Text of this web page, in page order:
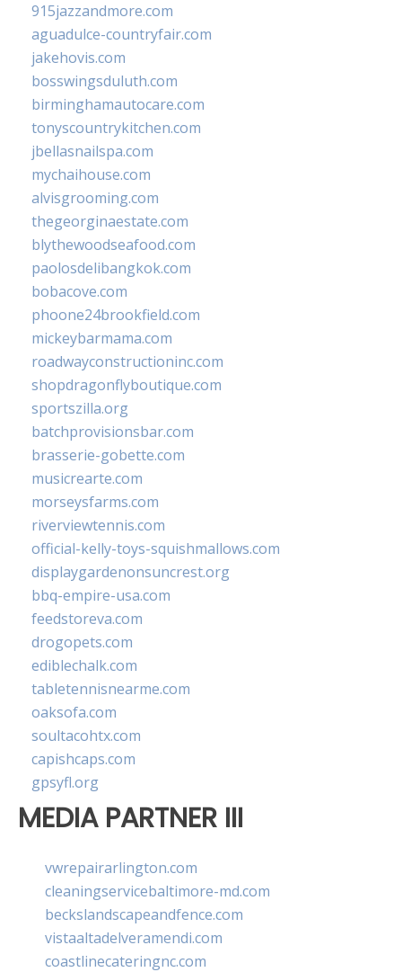
915jazzandmore.com
aguadulce-countryfair.com
jakehovis.com
bosswingsduluth.com
birminghamautocare.com
tonyscountrykitchen.com
jbellasnailspa.com
mychaihouse.com
alvisgrooming.com
thegeorginaestate.com
blythewoodseafood.com
paolosdelibangkok.com
bobacove.com
phoone24brookfield.com
mickeybarmama.com
roadwayconstructioninc.com
shopdragonflyboutique.com
sportszilla.org
batchprovisionsbar.com
brasserie-gobette.com
musicrearte.com
morseysfarms.com
riverviewtennis.com
official-kelly-toys-squishmallows.com
displaygardenonsuncrest.org
bbq-empire-usa.com
feedstoreva.com
drogopets.com
ediblechalk.com
tabletennisnearme.com
oaksofa.com
soultacohtx.com
capishcaps.com
gpsyfl.org
MEDIA PARTNER III
vwrepairarlington.com
cleaningservicebaltimore-md.com
beckslandscapeandfence.com
vistaaltadelveramendi.com
coastlinecateringnc.com